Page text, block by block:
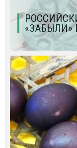
«ЗАБЫЛИ»